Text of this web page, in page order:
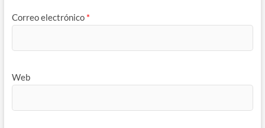
Correo electrónico *
Web